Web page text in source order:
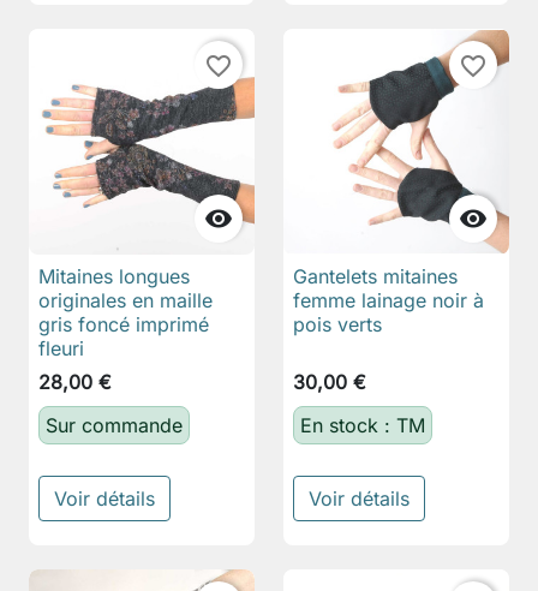

favorite_border
Mitaines longues
originales en maille
gris foncé imprimé
fleuri
28,00 €
Sur commande
Voir détails

favorite_border
Gantelets mitaines
femme lainage noir à
pois verts
30,00 €
En stock : TM
Voir détails